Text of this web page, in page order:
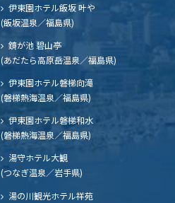
伊東園ホテル飯坂 叶や
(飯坂温泉／福島県)
鏡が池 碧山亭
(あだたら高原岳温泉／福島県)
伊東園ホテル磐梯向滝
(磐梯熱海温泉／福島県)
伊東園ホテル磐梯和水
(磐梯熱海温泉／福島県)
湯守ホテル大観
(つなぎ温泉／岩手県)
湯の川観光ホテル祥苑